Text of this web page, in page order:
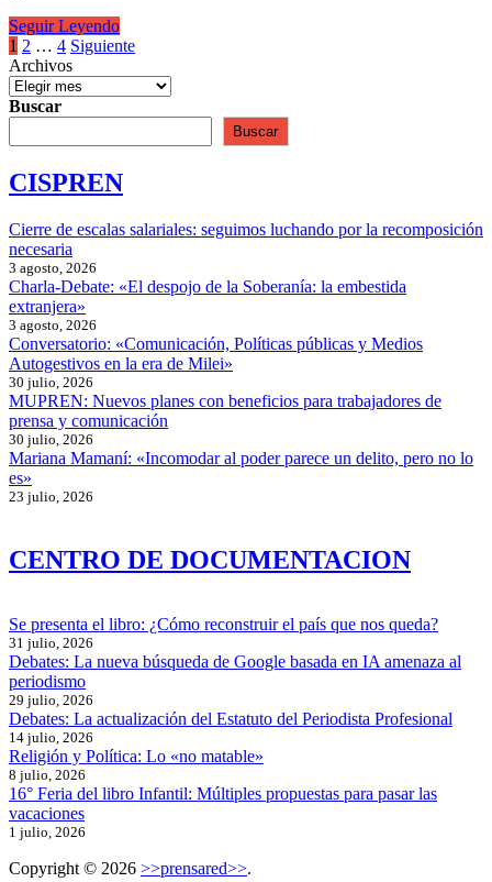
Una
multitud
marchó
contra
el
Plan
Motosierra
Córdoba
Seguir Leyendo
Paginación
de
entradas
1 2 … 4 Siguiente
Archivos
Buscar
Buscar
CISPREN
Cierre de escalas salariales: seguimos luchando por la recomposición
necesaria
3 agosto, 2026
Charla-Debate: «El despojo de la Soberanía: la embestida
extranjera»
3 agosto, 2026
Conversatorio: «Comunicación, Políticas públicas y Medios
Autogestivos en la era de Milei»
30 julio, 2026
MUPREN: Nuevos planes con beneficios para trabajadores de
prensa y comunicación
30 julio, 2026
Mariana Mamaní: «Incomodar al poder parece un delito, pero no lo
es»
23 julio, 2026
CENTRO DE DOCUMENTACION
Se presenta el libro: ¿Cómo reconstruir el país que nos queda?
31 julio, 2026
Debates: La nueva búsqueda de Google basada en IA amenaza al
periodismo
29 julio, 2026
Debates: La actualización del Estatuto del Periodista Profesional
14 julio, 2026
Religión y Política: Lo «no matable»
8 julio, 2026
16° Feria del libro Infantil: Múltiples propuestas para pasar las
vacaciones
1 julio, 2026
Copyright © 2026 >>prensared>>.